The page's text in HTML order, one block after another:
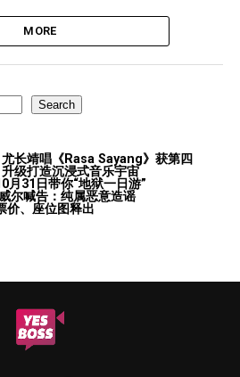
MORE
Search
长靖唱《Rasa Sayang》获第四
级打造沉浸式音乐宇宙
31日带你“地狱一日游”
尔喊告：纯属恶意造谣
价、座位图释出